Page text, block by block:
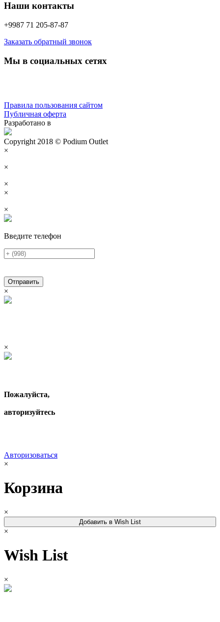
Наши контакты
+9987 71 205-87-87
Заказать обратный звонок
Мы в социальных сетях
Правила пользования сайтом
Публичная оферта
Разработано в
Copyright 2018 © Podium Outlet
×
×
×
×
×
Введите телефон
Отправить
×
×
Пожалуйста,
авторизуйтесь
Авторизоваться
×
Корзина
×
Добавить в Wish List
×
Wish List
×